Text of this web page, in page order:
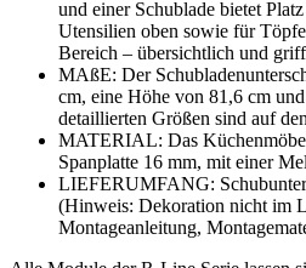
und einer Schublade bietet
Utensilien oben sowie für
Bereich – übersichtlich und
MAßE: Der
cm, eine Höhe von 81,6 cm
detaillierten Größen sind auf
MATERIAL: Das
Spanplatte 16 mm, mit einer
LIEFERUMFANG:
(Hinweis: Dekoration nicht im
Montageanleitung,